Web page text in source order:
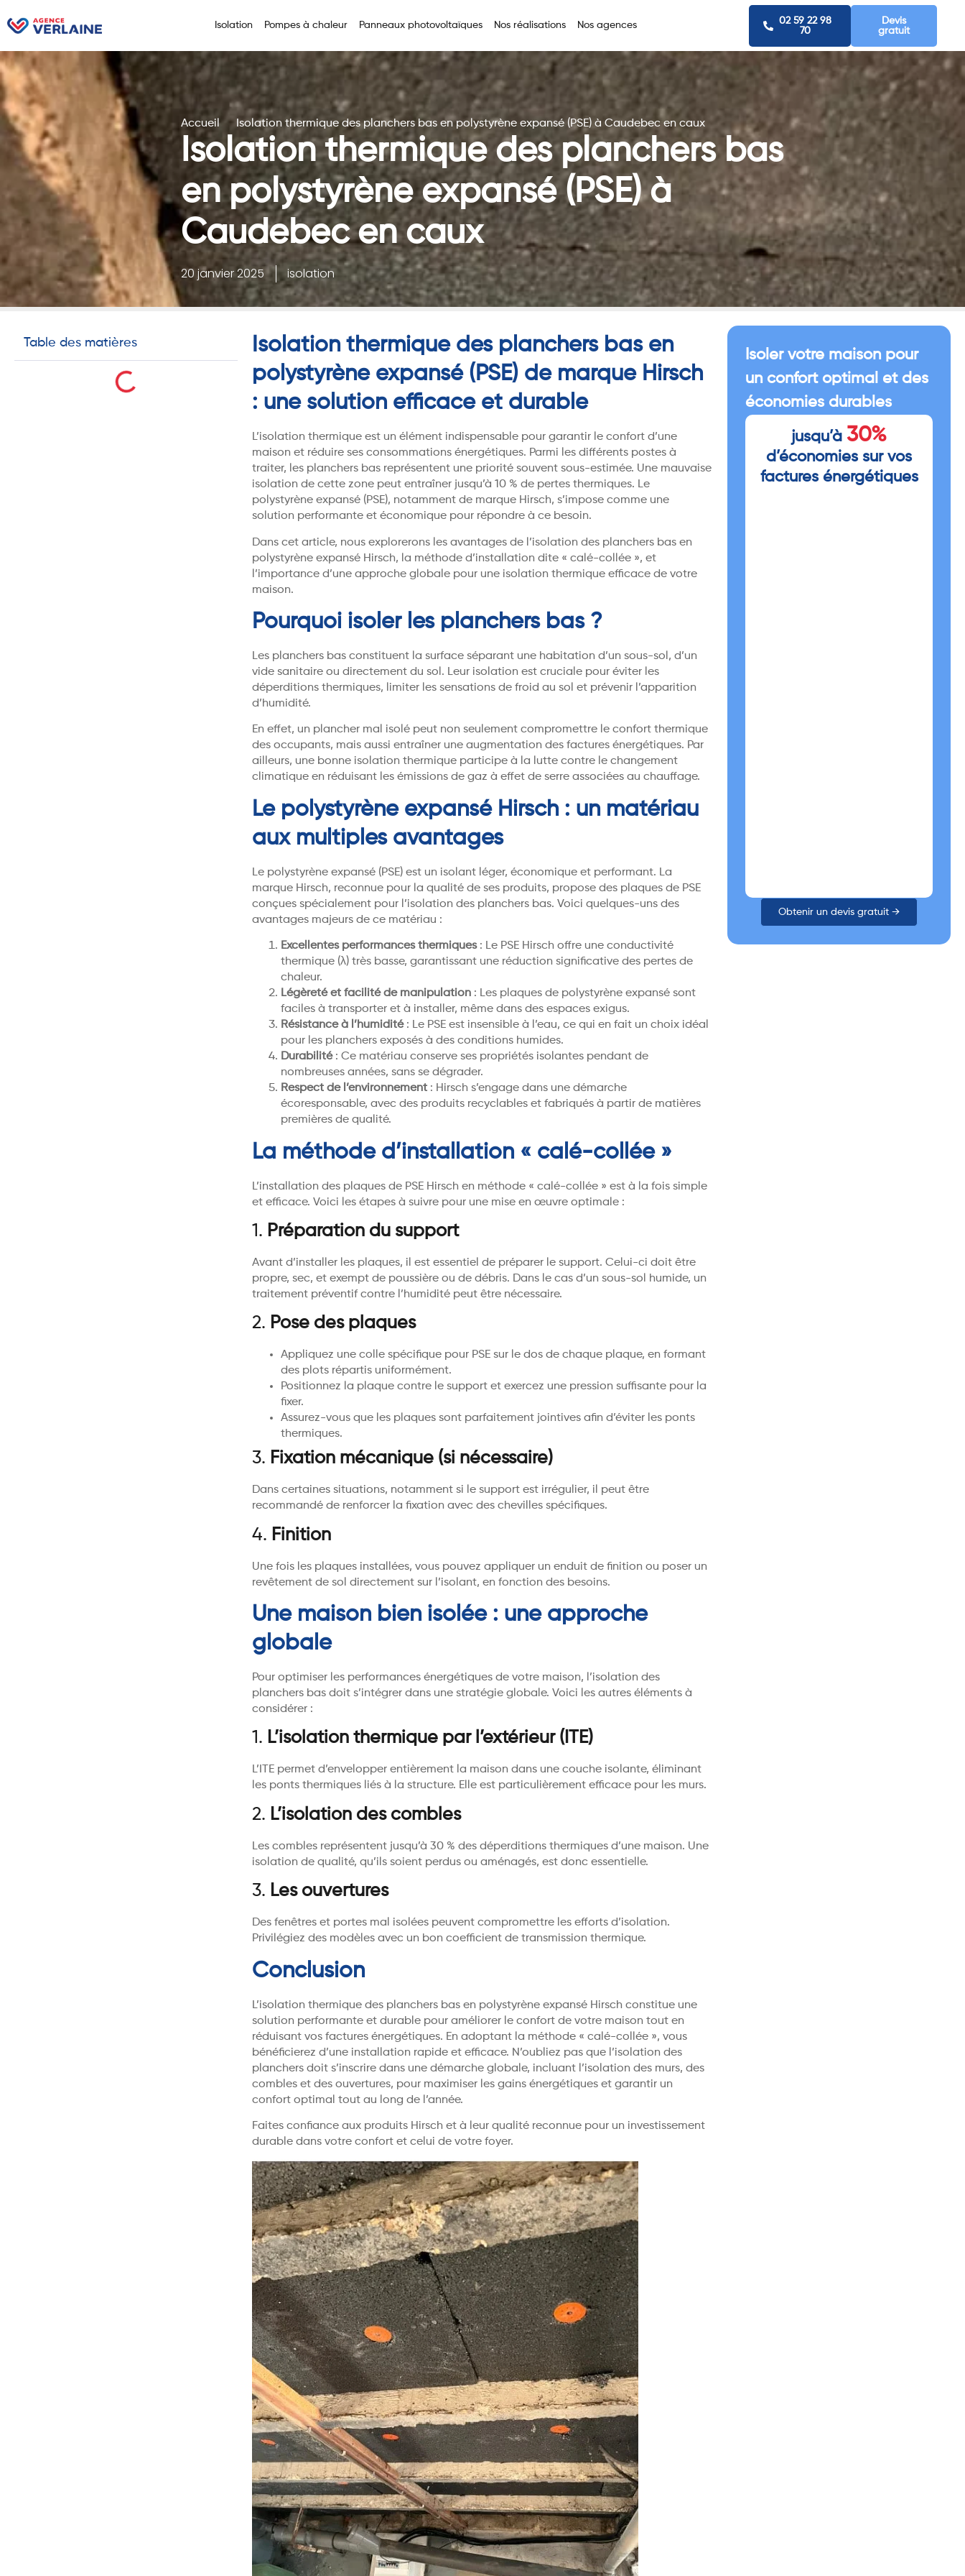
Isolation Pompes à chaleur Panneaux photovoltaïques Nos réalisations Nos agences
02 59 22 98
70
Devis
gratuit
Accueil Isolation thermique des planchers bas en polystyrène expansé (PSE) à Caudebec en caux
Isolation thermique des planchers bas
en polystyrène expansé (PSE) à
Caudebec en caux
20 janvier 2025 isolation
Table des matières
Isolation thermique des planchers bas en
polystyrène expansé (PSE) de marque Hirsch
: une solution efficace et durable
L’isolation thermique est un élément indispensable pour garantir le confort d’une
maison et réduire ses consommations énergétiques. Parmi les différents postes à
traiter, les planchers bas représentent une priorité souvent sous-estimée. Une mauvaise
isolation de cette zone peut entraîner jusqu’à 10 % de pertes thermiques. Le
polystyrène expansé (PSE), notamment de marque Hirsch, s’impose comme une
solution performante et économique pour répondre à ce besoin.
Dans cet article, nous explorerons les avantages de l’isolation des planchers bas en
polystyrène expansé Hirsch, la méthode d’installation dite « calé-collée », et
l’importance d’une approche globale pour une isolation thermique efficace de votre
maison.
Pourquoi isoler les planchers bas ?
Les planchers bas constituent la surface séparant une habitation d’un sous-sol, d’un
vide sanitaire ou directement du sol. Leur isolation est cruciale pour éviter les
déperditions thermiques, limiter les sensations de froid au sol et prévenir l’apparition
d’humidité.
En effet, un plancher mal isolé peut non seulement compromettre le confort thermique
des occupants, mais aussi entraîner une augmentation des factures énergétiques. Par
ailleurs, une bonne isolation thermique participe à la lutte contre le changement
climatique en réduisant les émissions de gaz à effet de serre associées au chauffage.
Le polystyrène expansé Hirsch : un matériau
aux multiples avantages
Le polystyrène expansé (PSE) est un isolant léger, économique et performant. La
marque Hirsch, reconnue pour la qualité de ses produits, propose des plaques de PSE
conçues spécialement pour l’isolation des planchers bas. Voici quelques-uns des
avantages majeurs de ce matériau :
Excellentes performances thermiques: Le PSE Hirsch offre une conductivité
thermique (λ) très basse, garantissant une réduction significative des pertes de
chaleur.
Légèreté et facilité de manipulation : Les plaques de polystyrène expansé sont
faciles à transporter et à installer, même dans des espaces exigus.
Résistance à l’humidité: Le PSE est insensible à l’eau, ce qui en fait un choix idéal
pour les planchers exposés à des conditions humides.
Durabilité: Ce matériau conserve ses propriétés isolantes pendant de
nombreuses années, sans se dégrader.
Respect de l’environnement : Hirsch s’engage dans une démarche
écoresponsable, avec des produits recyclables et fabriqués à partir de matières
premières de qualité.
La méthode d’installation « calé-collée »
L’installation des plaques de PSE Hirsch en méthode « calé-collée » est à la fois simple
et efficace. Voici les étapes à suivre pour une mise en œuvre optimale :
1. Préparation du support
Avant d’installer les plaques, il est essentiel de préparer le support. Celui-ci doit être
propre, sec, et exempt de poussière ou de débris. Dans le cas d’un sous-sol humide, un
traitement préventif contre l’humidité peut être nécessaire.
2. Pose des plaques
Appliquez une colle spécifique pour PSE sur le dos de chaque plaque, en formant
des plots répartis uniformément.
Positionnez la plaque contre le support et exercez une pression suffisante pour la
fixer.
Assurez-vous que les plaques sont parfaitement jointives afin d’éviter les ponts
thermiques.
3. Fixation mécanique (si nécessaire)
Dans certaines situations, notamment si le support est irrégulier, il peut être
recommandé de renforcer la fixation avec des chevilles spécifiques.
4. Finition
Une fois les plaques installées, vous pouvez appliquer un enduit de finition ou poser un
revêtement de sol directement sur l’isolant, en fonction des besoins.
Une maison bien isolée : une approche
globale
Pour optimiser les performances énergétiques de votre maison, l’isolation des
planchers bas doit s’intégrer dans une stratégie globale. Voici les autres éléments à
considérer :
1. L’isolation thermique par l’extérieur (ITE)
L’ITE permet d’envelopper entièrement la maison dans une couche isolante, éliminant
les ponts thermiques liés à la structure. Elle est particulièrement efficace pour les murs.
2. L’isolation des combles
Les combles représentent jusqu’à 30 % des déperditions thermiques d’une maison. Une
isolation de qualité, qu’ils soient perdus ou aménagés, est donc essentielle.
3. Les ouvertures
Des fenêtres et portes mal isolées peuvent compromettre les efforts d’isolation.
Privilégiez des modèles avec un bon coefficient de transmission thermique.
Conclusion
L’isolation thermique des planchers bas en polystyrène expansé Hirsch constitue une
solution performante et durable pour améliorer le confort de votre maison tout en
réduisant vos factures énergétiques. En adoptant la méthode « calé-collée », vous
bénéficierez d’une installation rapide et efficace. N’oubliez pas que l’isolation des
planchers doit s’inscrire dans une démarche globale, incluant l’isolation des murs, des
combles et des ouvertures, pour maximiser les gains énergétiques et garantir un
confort optimal tout au long de l’année.
Faites confiance aux produits Hirsch et à leur qualité reconnue pour un investissement
durable dans votre confort et celui de votre foyer.
Isoler votre maison pour
un confort optimal et des
économies durables
jusqu’à 30%
d’économies sur vos
factures énergétiques
Obtenir un devis gratuit →